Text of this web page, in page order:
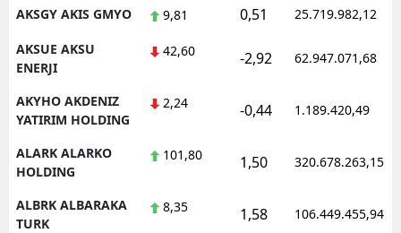
AKSGY AKIS GMYO 9,81 0,51 25.719.982,12
AKSUE AKSU
ENERJI
42,60 -2,92 62.947.071,68
AKYHO AKDENIZ
YATIRIM HOLDING
2,24 -0,44 1.189.420,49
ALARK ALARKO
HOLDING
101,80 1,50 320.678.263,15
ALBRK ALBARAKA
TURK
8,35 1,58 106.449.455,94